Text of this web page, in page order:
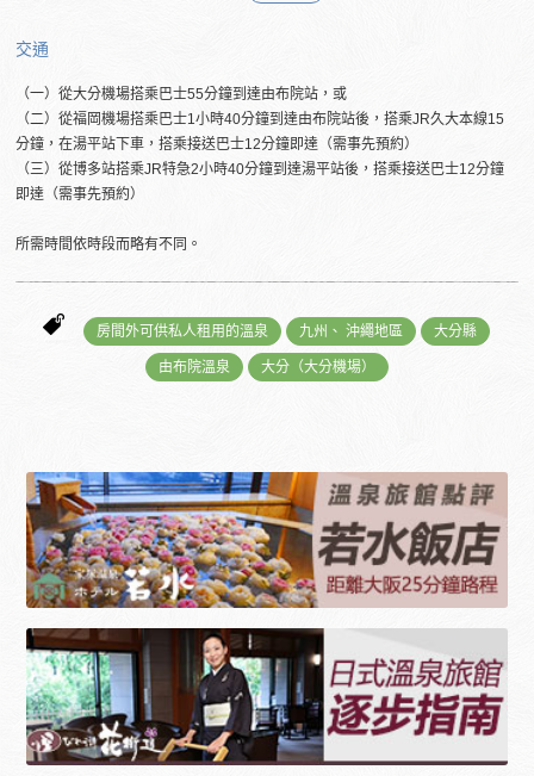
交通
（一）從大分機場搭乘巴士55分鐘到達由布院站，或
（二）從福岡機場搭乘巴士1小時40分鐘到達由布院站後，搭乘JR久大本線15
分鐘，在湯平站下車，搭乘接送巴士12分鐘即達（需事先預約）
（三）從博多站搭乘JR特急2小時40分鐘到達湯平站後，搭乘接送巴士12分鐘
即達（需事先預約）
所需時間依時段而略有不同。
房間外可供私人租用的溫泉 九州、 沖繩地區 大分縣
由布院溫泉 大分（大分機場）